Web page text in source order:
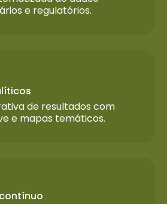
e regulatórios.
de resultados com
e mapas temáticos.